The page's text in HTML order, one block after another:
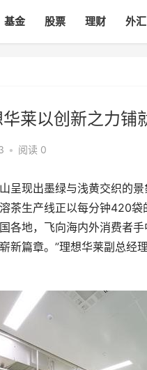
基金 股票 理财 外汇
莱以创新之力铺
• 阅读 0
现出墨绿与浅黄交织的景
茶生产线正以每分钟420
各地，飞向海内外消费者
新篇章。”理想华莱副总经